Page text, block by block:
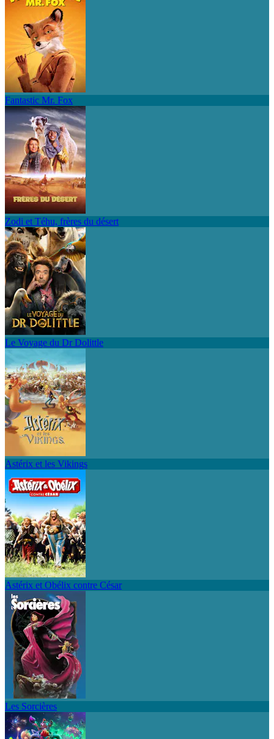
Fantastic Mr. Fox
Zodi et Téhu, frères du désert
Le Voyage du Dr Dolittle
Astérix et les Vikings
Astérix et Obélix contre César
Les Sorcières